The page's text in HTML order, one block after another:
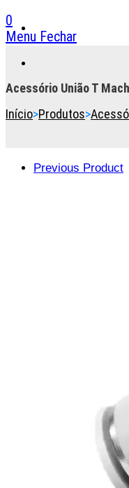
0
Menu Fechar
button
expand
Acessório União T
Início>Produtos>
Previous Product